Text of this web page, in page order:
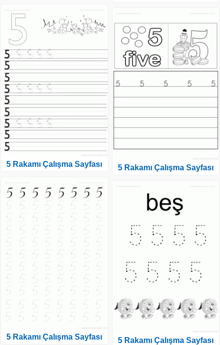
5 Rakamı Çalışma Sayfası
5 Rakamı Çalışma Sayfası
5 Rakamı Çalışma Sayfası
5 Rakamı Çalışma Sayfası